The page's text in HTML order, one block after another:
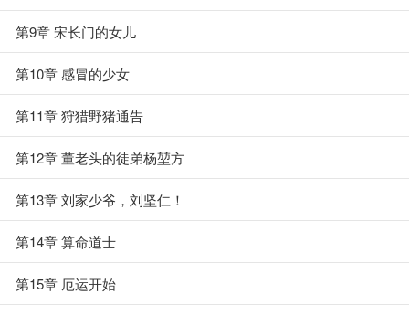
第9章 宋长门的女儿
第10章 感冒的少女
第11章 狩猎野猪通告
第12章 董老头的徒弟杨堃方
第13章 刘家少爷，刘坚仁！
第14章 算命道士
第15章 厄运开始